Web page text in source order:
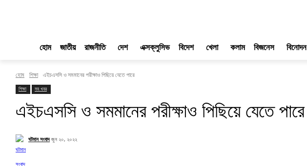
হোম জাতীয় রাজনীতি দেশ এক্সক্লুসিভ বিদেশ খেলা কলাম বিজনেস বিনোদন
হোম শিক্ষা এইচএসসি ও সমমানের পরীক্ষাও পিছিয়ে যেতে পারে
শিক্ষা সব খবর
এইচএসসি ও সমমানের পরীক্ষাও পিছিয়ে যেতে পারে
ঘটমান সংবাদ জুন ২০, ২০২২